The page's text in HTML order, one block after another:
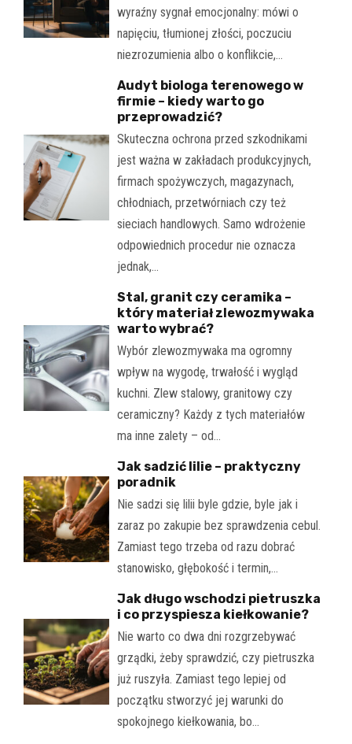
wyraźny sygnał emocjonalny: mówi o
napięciu, tłumionej złości, poczuciu
niezrozumienia albo o konflikcie,…
Audyt biologa terenowego w
firmie – kiedy warto go
przeprowadzić?
Skuteczna ochrona przed szkodnikami
jest ważna w zakładach produkcyjnych,
firmach spożywczych, magazynach,
chłodniach, przetwórniach czy też
sieciach handlowych. Samo wdrożenie
odpowiednich procedur nie oznacza
jednak,…
Stal, granit czy ceramika –
który materiał zlewozmywaka
warto wybrać?
Wybór zlewozmywaka ma ogromny
wpływ na wygodę, trwałość i wygląd
kuchni. Zlew stalowy, granitowy czy
ceramiczny? Każdy z tych materiałów
ma inne zalety – od…
Jak sadzić lilie – praktyczny
poradnik
Nie sadzi się lilii byle gdzie, byle jak i
zaraz po zakupie bez sprawdzenia cebul.
Zamiast tego trzeba od razu dobrać
stanowisko, głębokość i termin,…
Jak długo wschodzi pietruszka
i co przyspiesza kiełkowanie?
Nie warto co dwa dni rozgrzebywać
grządki, żeby sprawdzić, czy pietruszka
już ruszyła. Zamiast tego lepiej od
początku stworzyć jej warunki do
spokojnego kiełkowania, bo…